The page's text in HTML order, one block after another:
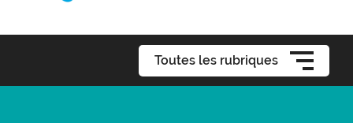
Toutes les rubriques